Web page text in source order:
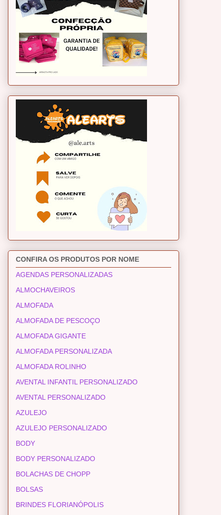
CONFIRA OS PRODUTOS POR NOME
AGENDAS PERSONALIZADAS
ALMOCHAVEIROS
ALMOFADA
ALMOFADA DE PESCOÇO
ALMOFADA GIGANTE
ALMOFADA PERSONALIZADA
ALMOFADA ROLINHO
AVENTAL INFANTIL PERSONALIZADO
AVENTAL PERSONALIZADO
AZULEJO
AZULEJO PERSONALIZADO
BODY
BODY PERSONALIZADO
BOLACHAS DE CHOPP
BOLSAS
BRINDES FLORIANÓPOLIS